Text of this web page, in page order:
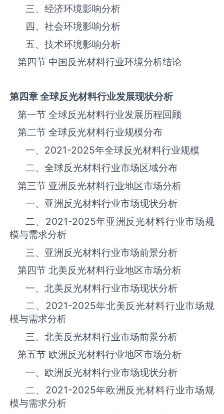
三、‌‌‌经济环境影响分析
四、社会环境影响分析
五、技术环境影响分析
第四节 中国反光材料‌‌‌行业环境分析结论
第四章 全球反光材料行业发展现状分析
第一节 全球反光材料‌‌‌行业发展历程回顾
第二节 全球反光材料‌‌‌行业规模分布
一、 2021-2025年全球反光材料‌‌‌行业规模
二、全球反光材料‌‌‌行业市场区域分布
第三节 亚洲反光材料‌‌‌行业地区市场分析
一、亚洲反光材料‌‌‌行业市场现状分析
二、 2021-2025年亚洲反光材料‌‌‌行业市场规
模与需求分析
三、亚洲反光材料‌‌‌行业市场前景分析
第四节 北美反光材料‌‌‌行业地区市场分析
一、北美反光材料‌‌‌行业市场现状分析
二、 2021-2025年北美反光材料‌‌‌行业市场规
模与需求分析
三、北美反光材料‌‌‌行业市场前景分析
第五节 欧洲反光材料‌‌‌行业地区市场分析
一、欧洲反光材料‌‌‌行业市场现状分析
二、 2021-2025年欧洲反光材料‌‌‌行业市场规
模与需求分析